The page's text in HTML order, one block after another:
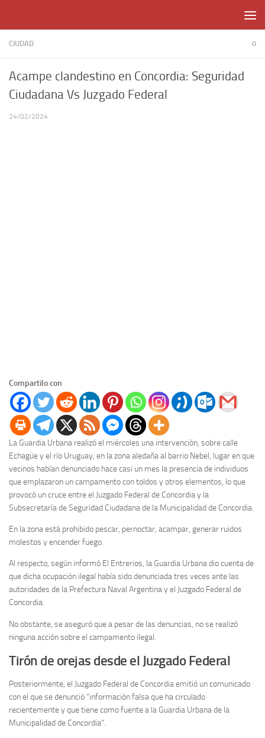
CIUDAD 0
Acampe clandestino en Concordia: Seguridad
Ciudadana Vs Juzgado Federal
24/02/2024
Compartilo con
La Guardia Urbana realizó el miércoles una intervención, sobre calle
Echagüe y el río Uruguay, en la zona aledaña al barrio Nebel, lugar en que
vecinos habían denunciado hace casi un mes la presencia de individuos
que emplazaron un campamento con toldos y otros elementos, lo que
provocó un cruce entre el Juzgado Federal de Concordia y la
Subsecretaría de Seguridad Ciudadana de la Municipalidad de Concordia.
En la zona está prohibido pescar, pernoctar, acampar, generar ruidos
molestos y encender fuego.
Al respecto, según informó El Entrerios, la Guardia Urbana dio cuenta de
que dicha ocupación ilegal había sido denunciada tres veces ante las
autoridades de la Prefectura Naval Argentina y el Juzgado Federal de
Concordia.
No obstante, se aseguró que a pesar de las denuncias, no se realizó
ninguna acción sobre el campamento ilegal.
Tirón de orejas desde el Juzgado Federal
Posteriormente, el Juzgado Federal de Concordia emitió un comunicado
con el que se denunció “información falsa que ha circulado
recientemente y que tiene como fuente a la Guardia Urbana de la
Municipalidad de Concordia”.